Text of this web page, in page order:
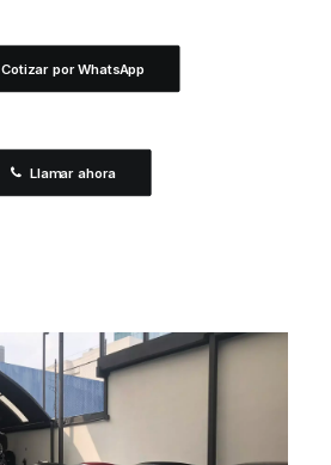
Cotizar por WhatsApp
Llamar ahora